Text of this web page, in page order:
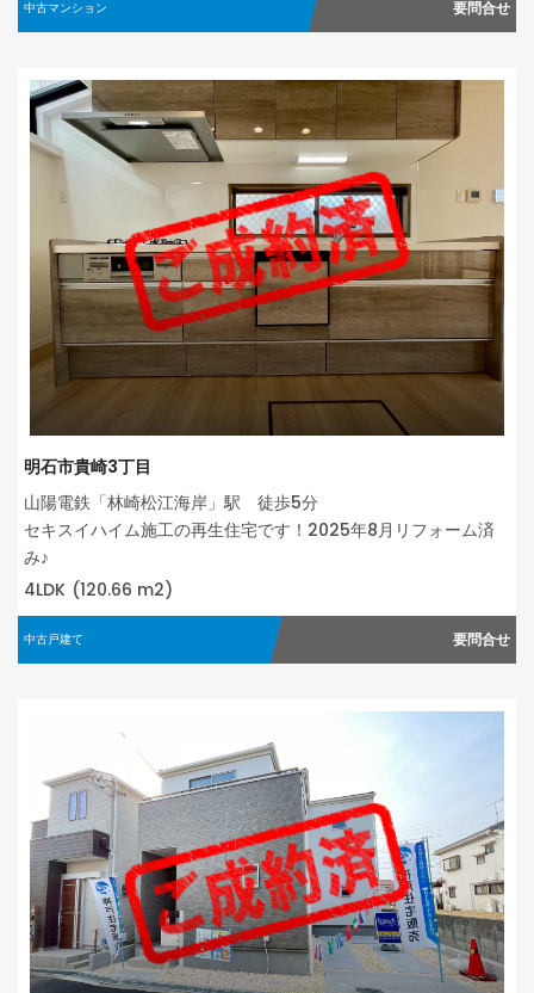
中古マンション 要問合せ
明石市貴崎3丁目
山陽電鉄「林崎松江海岸」駅 徒歩5分
セキスイハイム施工の再生住宅です！2025年8月リフォーム済
み♪
4LDK (120.66 m2)
中古戸建て 要問合せ